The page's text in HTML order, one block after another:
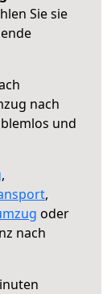
Sie sie
nach
und
,
,
oder
nach